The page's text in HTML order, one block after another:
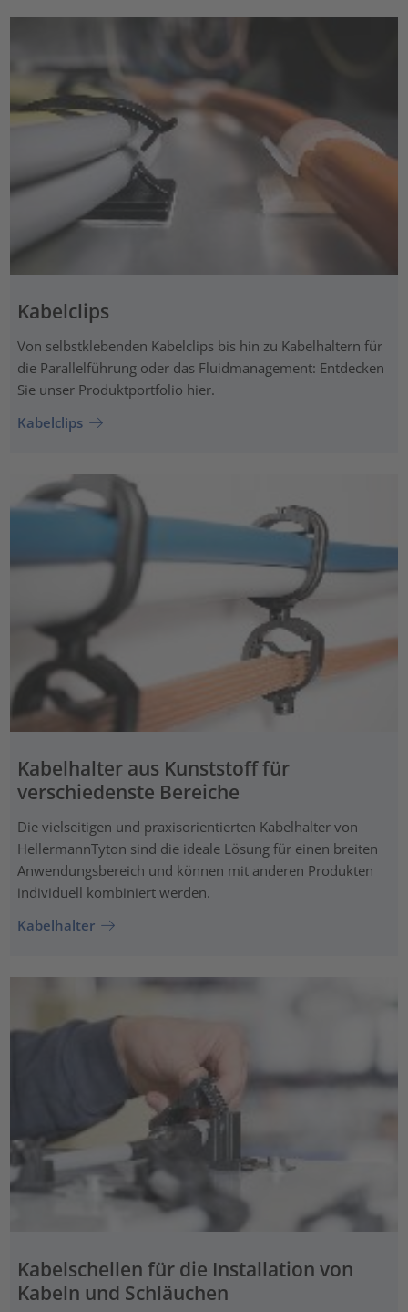
Kabelclips
Von selbstklebenden Kabelclips bis hin zu Kabelhaltern für
die Parallelführung oder das Fluidmanagement: Entdecken
Sie unser Produktportfolio hier.
Kabelclips
Kabelhalter aus Kunststoff für
verschiedenste Bereiche
Die vielseitigen und praxisorientierten Kabelhalter von
HellermannTyton sind die ideale Lösung für einen breiten
Anwendungsbereich und können mit anderen Produkten
individuell kombiniert werden.
Kabelhalter
Kabelschellen für die Installation von
Kabeln und Schläuchen